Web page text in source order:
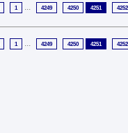
1 ... 4249 4250 4251 4252
1 ... 4249 4250 4251 4252